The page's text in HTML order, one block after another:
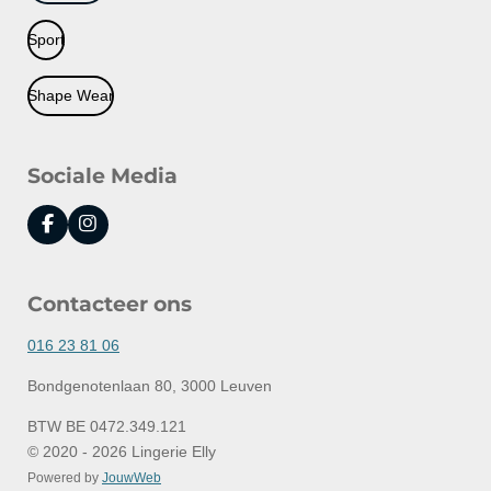
Sport
Shape Wear
Sociale Media
F
a
b
o
k
I
n
a
r
a
Contacteer ons
016 23 81 06
Bondgenotenlaan 80, 3000 Leuven
BTW BE 0472.349.121
© 2020 - 2026 Lingerie Elly
Powered by JouwWeb